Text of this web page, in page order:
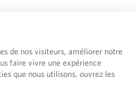
Biosaatgut GmbH
de nos visiteurs, améliorer notre
faire vivre une expérience
que nous utilisons, ouvrez les